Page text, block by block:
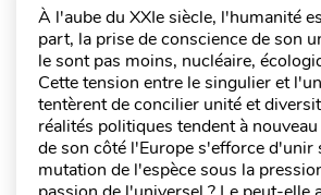
À l'aube du XXIe siècle, l'humanité
part, la prise de conscience de son
le sont pas moins, nucléaire,
Cette tension entre le singulier et
tentèrent de concilier unité et
réalités politiques tendent à
de son côté l'Europe s'efforce
mutation de l'espèce sous la